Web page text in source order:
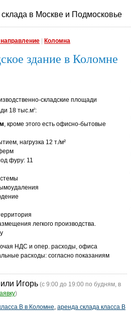
в Москве и Подмосковье
Коломна
здание в Коломне
складские площади
18 тыс.м2:
, кроме этого есть офисно-бытовые
нагрузка 12 т./м²
фуру: 11
легкого производства.
НДС и опер. расходы, офиса
расходы: согласно показаниям
Игорь (с 9:00 до 19:00 по будням, в
)
В в Коломне, аренда склада класса В